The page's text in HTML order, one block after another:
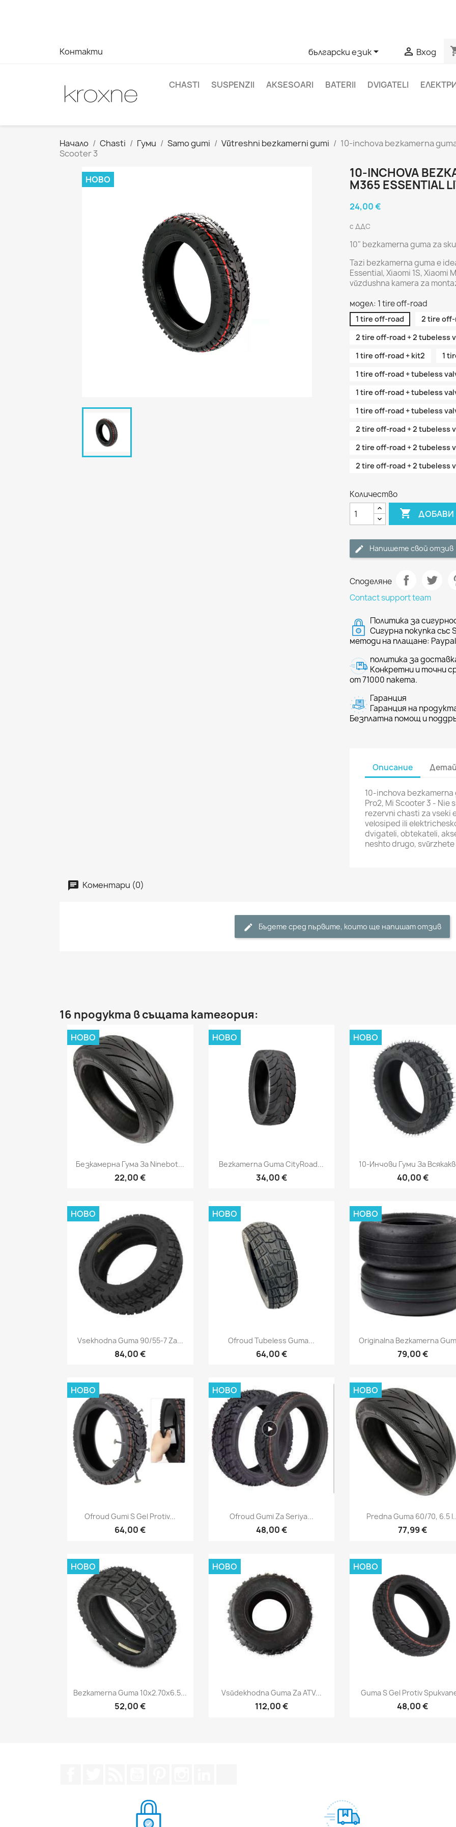
Контакти български език  Вход
CHASTI SUSPENZII AKSESOARI BATERII DVIGATELI
Начало Chasti Гуми Samo gumi Vŭtreshni bezkamerni gumi
10-inchova bezkamerna
Scooter 3
НОВО
10-INCHOVA
M365 ESSENTIAL
24,00 €
с ДДС
10" bezkamerna guma za
Tazi bezkamerna guma e
Essential, Xiaomi 1S, Xiaomi
vŭzdushna kamera za
модел: 1 tire off-road
1 tire off-road
2 tire
2 tire off-road + 2 tubeless
1 tire off-road + kit2
1
1 tire off-road + tubeless
1 tire off-road + tubeless
1 tire off-road + tubeless
2 tire off-road + 2 tubeless
2 tire off-road + 2 tubeless
2 tire off-road + 2 tubeless
Количество
 ДОБАВИ
Напишете свой отзив
Споделяне
Contact support team
Политика за
Сигурна покупка
методи на плащане: Paypal
политика за
Конкретни и точни
от 71000 пакета.
Гаранция
Гаранция на
Безплатна помощ и
Описание
10-inchova bezkamerna
Pro2, Mi Scooter 3 -
rezervni chasti za vseki
velosiped ili
dvigateli, obtekateli,
neshto drugo,
Коментари (0)
Бъдете сред първите, които ще напишат отзив
16 продукта в същата категория:
Бърз преглед
Безкамерна Гума За Ninebot...
22,00 €
НОВО
Бърз преглед
Bezkamerna Guma CityRoad...
34,00 €
НОВО
Бърз преглед
10-Инчови Гуми За
40,00 €
НОВО
Бърз преглед
Vsekhodna Guma 90/55-7 Za...
84,00 €
НОВО
Бърз преглед
Ofroud Tubeless Guma...
64,00 €
НОВО
Бърз преглед
Originalna Bezkamerna
79,00 €
НОВО
Бърз преглед
Ofroud Gumi S Gel Protiv...
64,00 €
НОВО
Бърз преглед
Ofroud Gumi Za Seriya...
48,00 €
НОВО
Бърз преглед
Predna Guma 60/70, 6.5
77,99 €
НОВО
Бърз преглед
Bezkamerna Guma 10x2.70x6.5...
52,00 €
НОВО
Бърз преглед
Vsŭdekhodna Guma Za ATV...
112,00 €
НОВО
Бърз преглед
Guma S Gel Protiv
48,00 €
НОВО